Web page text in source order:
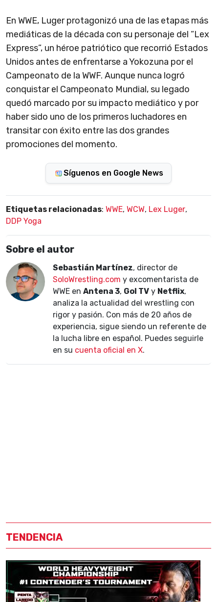
En WWE, Luger protagonizó una de las etapas más
mediáticas de la década con su personaje del “Lex
Express”, un héroe patriótico que recorrió Estados
Unidos antes de enfrentarse a Yokozuna por el
Campeonato de la WWF. Aunque nunca logró
conquistar el Campeonato Mundial, su legado
quedó marcado por su impacto mediático y por
haber sido uno de los primeros luchadores en
transitar con éxito entre las dos grandes
promociones del momento.
Síguenos en Google News
Etiquetas relacionadas: WWE, WCW, Lex Luger,
DDP Yoga
Sobre el autor
Sebastián Martínez, director de
SoloWrestling.com y excomentarista de
WWE en Antena 3, Gol TV y Netflix,
analiza la actualidad del wrestling con
rigor y pasión. Con más de 20 años de
experiencia, sigue siendo un referente de
la lucha libre en español. Puedes seguirle
en su cuenta oficial en X.
TENDENCIA